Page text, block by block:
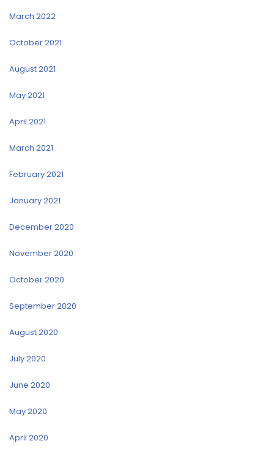
March 2022
October 2021
August 2021
May 2021
April 2021
March 2021
February 2021
January 2021
December 2020
November 2020
October 2020
September 2020
August 2020
July 2020
June 2020
May 2020
April 2020